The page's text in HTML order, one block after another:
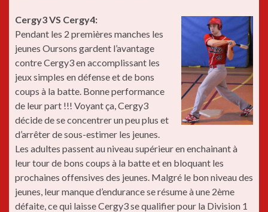
Cergy3 VS Cergy4:
Pendant les 2 premières manches les
jeunes Oursons gardent l’avantage
contre Cergy3 en accomplissant les
jeux simples en défense et de bons
coups à la batte. Bonne performance
de leur part !!! Voyant ça, Cergy3
décide de se concentrer un peu plus et
d’arrêter de sous-estimer les jeunes.
Les adultes passent au niveau supérieur en enchainant à
leur tour de bons coups à la batte et en bloquant les
prochaines offensives des jeunes. Malgré le bon niveau des
jeunes, leur manque d’endurance se résume à une 2ème
défaite, ce qui laisse Cergy3 se qualifier pour la Division 1